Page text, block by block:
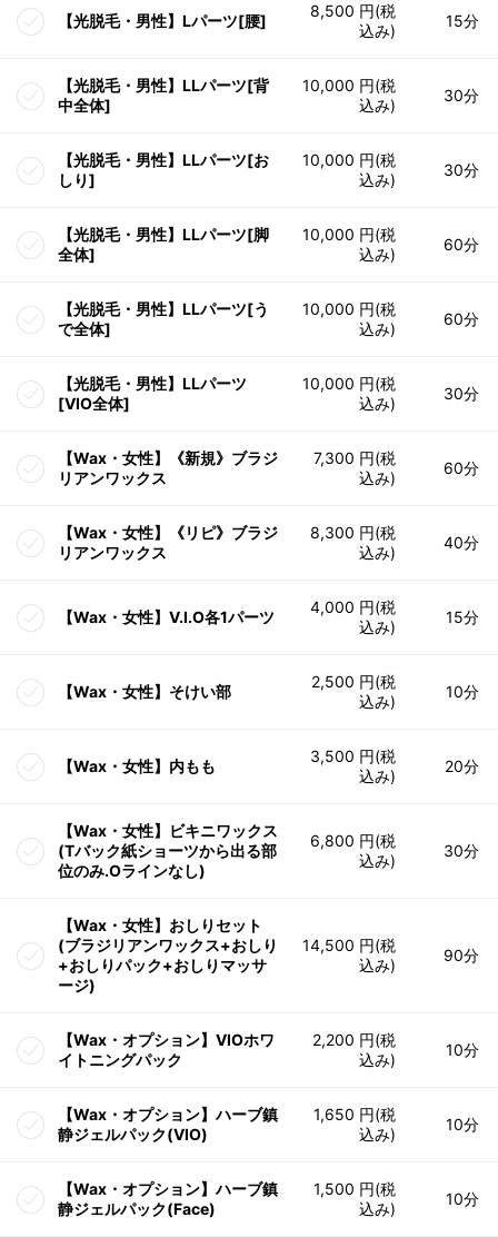
【光脱毛・男性】Lパーツ[腰]
8,500 円(税
込み)
15分
【光脱毛・男性】LLパーツ[背
中全体]
10,000 円(税
込み)
30分
【光脱毛・男性】LLパーツ[お
しり]
10,000 円(税
込み)
30分
【光脱毛・男性】LLパーツ[脚
全体]
10,000 円(税
込み)
60分
【光脱毛・男性】LLパーツ[う
で全体]
10,000 円(税
込み)
60分
【光脱毛・男性】LLパーツ
[VIO全体]
10,000 円(税
込み)
30分
【Wax・女性】《新規》ブラジ
リアンワックス
7,300 円(税
込み)
60分
【Wax・女性】《リピ》ブラジ
リアンワックス
8,300 円(税
込み)
40分
【Wax・女性】V.I.O各1パーツ
4,000 円(税
込み)
15分
【Wax・女性】そけい部
2,500 円(税
込み)
10分
【Wax・女性】内もも
3,500 円(税
込み)
20分
【Wax・女性】ビキニワックス
(Tバック紙ショーツから出る部
位のみ.Oラインなし)
6,800 円(税
込み)
30分
【Wax・女性】おしりセット
(ブラジリアンワックス+おしり
+おしりパック+おしりマッサ
ージ)
14,500 円(税
込み)
90分
【Wax・オプション】VIOホワ
イトニングパック
2,200 円(税
込み)
10分
【Wax・オプション】ハーブ鎮
静ジェルパック(VIO)
1,650 円(税
込み)
10分
【Wax・オプション】ハーブ鎮
静ジェルパック(Face)
1,500 円(税
込み)
10分